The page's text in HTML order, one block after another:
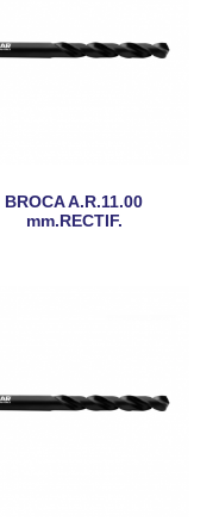
BROCA A.R.11.00
mm.RECTIF.